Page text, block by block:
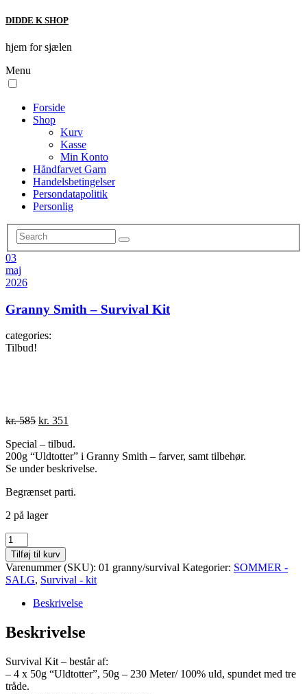
DIDDE K SHOP
hjem for sjælen
Menu
Forside
Shop
Kurv
Kasse
Min Konto
Håndfarvet Garn
Handelsbetingelser
Persondatapolitik
Personlig
03
maj
2026
Granny Smith – Survival Kit
categories:
Tilbud!
kr.585 Den
pris
var:
kr. 585.
kr. 351
pris
er:
kr. 351.
Special – tilbud.
200g “Uldtotter” i Granny Smith – farver, samt tilbehør.
Se under beskrivelse.
Begrænset parti.
2 på lager
Granny
Smith
-
Survival
Kit
antal
Tilføj til kurv
Varenummer (SKU): 01 granny/survival Kategorier: SOMMER -
SALG, Survival - kit
Beskrivelse
Beskrivelse
Survival Kit – består af:
– 4 x 50g “Uldtotter”, 50g – 230 Meter/ 100% uld, spundet med tre
tråde.